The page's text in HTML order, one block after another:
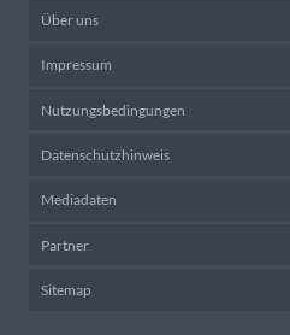
Über uns
Impressum
Nutzungsbedingungen
Datenschutzhinweis
Mediadaten
Partner
Sitemap